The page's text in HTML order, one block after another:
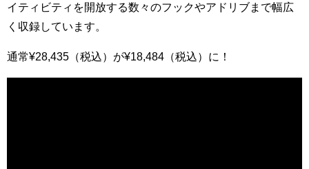
イティビティを開放する数々のフックやアドリブまで幅広
く収録しています。
通常¥28,435（税込）が¥18,484（税込）に！